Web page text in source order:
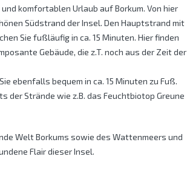
komfortablen Urlaub auf Borkum. Von hier
Südstrand der Insel. Den Hauptstrand mit
Sie fußläufig in ca. 15 Minuten. Hier finden
Gebäude, die z.T. noch aus der Zeit der
ebenfalls bequem in ca. 15 Minuten zu Fuß.
der Strände wie z.B. das Feuchtbiotop Greune
Welt Borkums sowie des Wattenmeers und
Flair dieser Insel.